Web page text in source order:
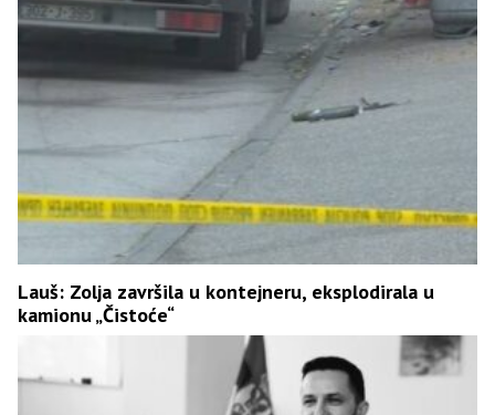
Lauš: Zolja završila u kontejneru, eksplodirala u
kamionu „Čistoće“